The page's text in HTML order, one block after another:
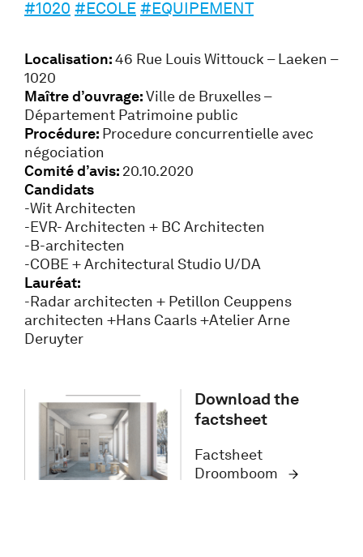
#1020 #ECOLE #EQUIPEMENT
Localisation:46 Rue Louis Wittouck – Laeken –
1020
Maître d’ouvrage:Ville de Bruxelles –
Département Patrimoine public
Procédure: Procedure concurrentielle avec
négociation
Comité d’avis: 20.10.2020
Candidats
-Wit Architecten
-EVR- Architecten + BC Architecten
-B-architecten
-COBE + Architectural Studio U/DA
Lauréat:
-Radar architecten + Petillon Ceuppens
architecten +Hans Caarls +Atelier Arne
Deruyter
Download the
factsheet
Factsheet
Droomboom